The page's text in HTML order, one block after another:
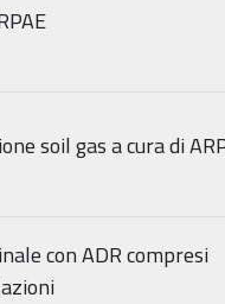
soil gas a cura di
con ADR compresi